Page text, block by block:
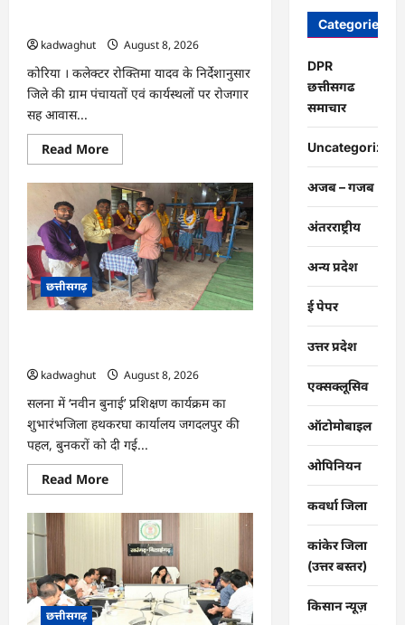
की
अंग्रेजी
शराब
जब्त
…
kadwaghut
August 8, 2026
कोरिया । कलेक्टर रोक्तिमा यादव के निर्देशानुसार
जिले की ग्राम पंचायतों एवं कार्यस्थलों पर रोजगार
सह आवास...
Read MoreRead
more
CG
:
ग्राम
पंचायतों
में
रोजगार
सह
आवास
दिवस
आयोजित
…
छत्तीसगढ़
kadwaghut
August 8, 2026
सलना में ‘नवीन बुनाई’ प्रशिक्षण कार्यक्रम का
शुभारंभजिला हथकरघा कार्यालय जगदलपुर की
पहल, बुनकरों को दी गई...
Read MoreRead
more
CG
राष्ट्रीय
हथकरघा
दिवस
पर
विशेष
आयोजन
…
छत्तीसगढ़
Categories
DPR
छत्तीसगढ
समाचार
Uncategorized
अजब – गजब
अंतरराष्ट्रीय
अन्य प्रदेश
ई पेपर
उत्तर प्रदेश
एक्सक्लूसिव
ऑटोमोबाइल
ओपिनियन
कवर्धा जिला
कांकेर जिला
(उत्तर बस्तर)
किसान न्यूज़